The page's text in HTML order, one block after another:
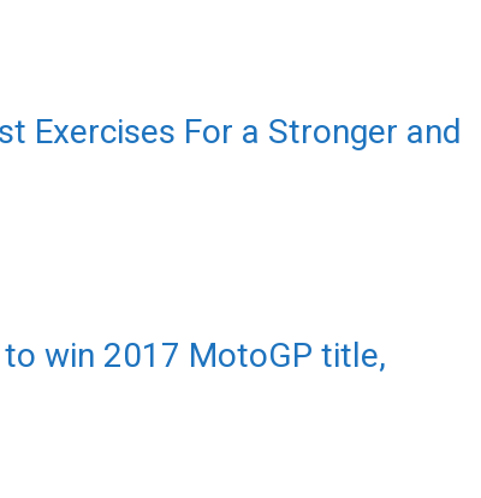
Exercises For a Stronger and
to win 2017 MotoGP title,